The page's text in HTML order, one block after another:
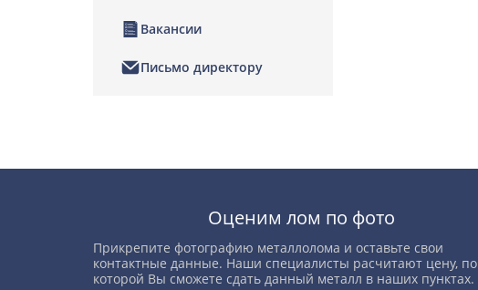
Вакансии
Письмо директору
Оценим лом по фото
Прикрепите фотографию металлолома и оставьте свои
контактные данные. Наши специалисты расчитают цену, по
которой Вы сможете сдать данный металл в наших пунктах.